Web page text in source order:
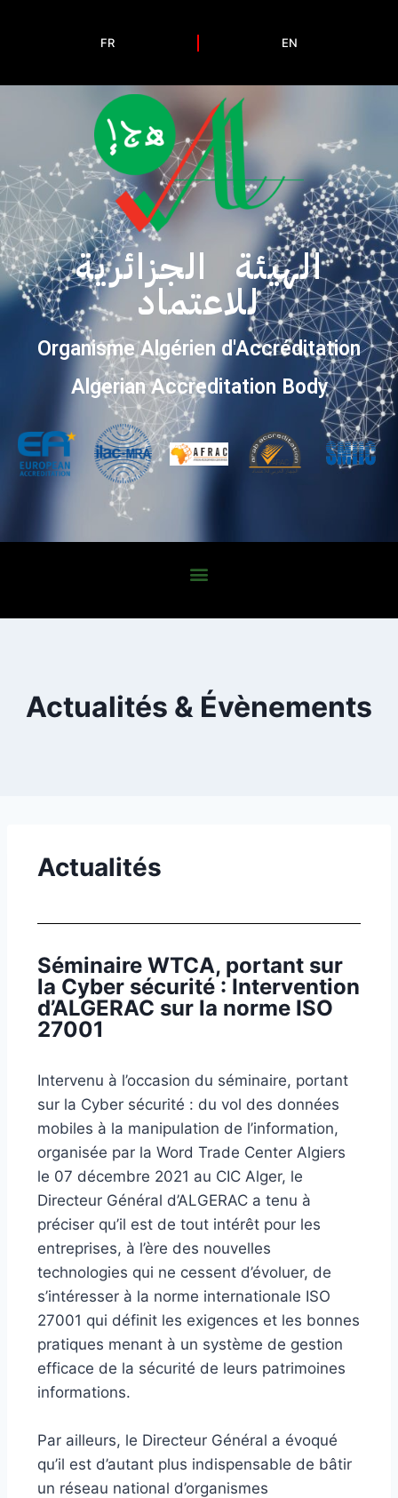
FR EN
الهيئة الجزائرية
للاعتماد
Organisme Algérien d'Accréditation
Algerian Accreditation Body
Actualités & Évènements
Actualités
Séminaire WTCA, portant sur
la Cyber sécurité : Intervention
d’ALGERAC sur la norme ISO
27001
Intervenu à l’occasion du séminaire, portant
sur la Cyber sécurité : du vol des données
mobiles à la manipulation de l’information,
organisée par la Word Trade Center Algiers
le 07 décembre 2021 au CIC Alger, le
Directeur Général d’ALGERAC a tenu à
préciser qu’il est de tout intérêt pour les
entreprises, à l’ère des nouvelles
technologies qui ne cessent d’évoluer, de
s’intéresser à la norme internationale ISO
27001 qui définit les exigences et les bonnes
pratiques menant à un système de gestion
efficace de la sécurité de leurs patrimoines
informations.
Par ailleurs, le Directeur Général a évoqué
qu’il est d’autant plus indispensable de bâtir
un réseau national d’organismes